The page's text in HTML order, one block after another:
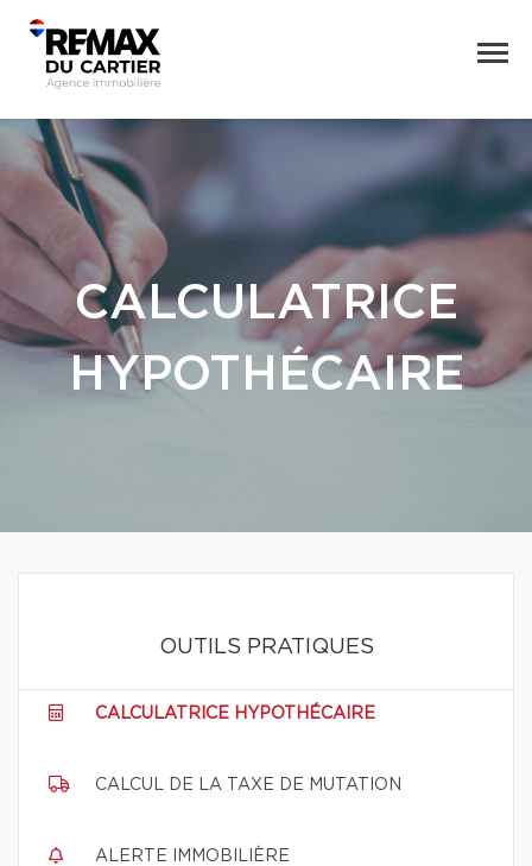
CALCULATRICE
HYPOTHÉCAIRE
OUTILS PRATIQUES
CALCULATRICE HYPOTHÉCAIRE
CALCUL DE LA TAXE DE MUTATION
ALERTE IMMOBILIÈRE